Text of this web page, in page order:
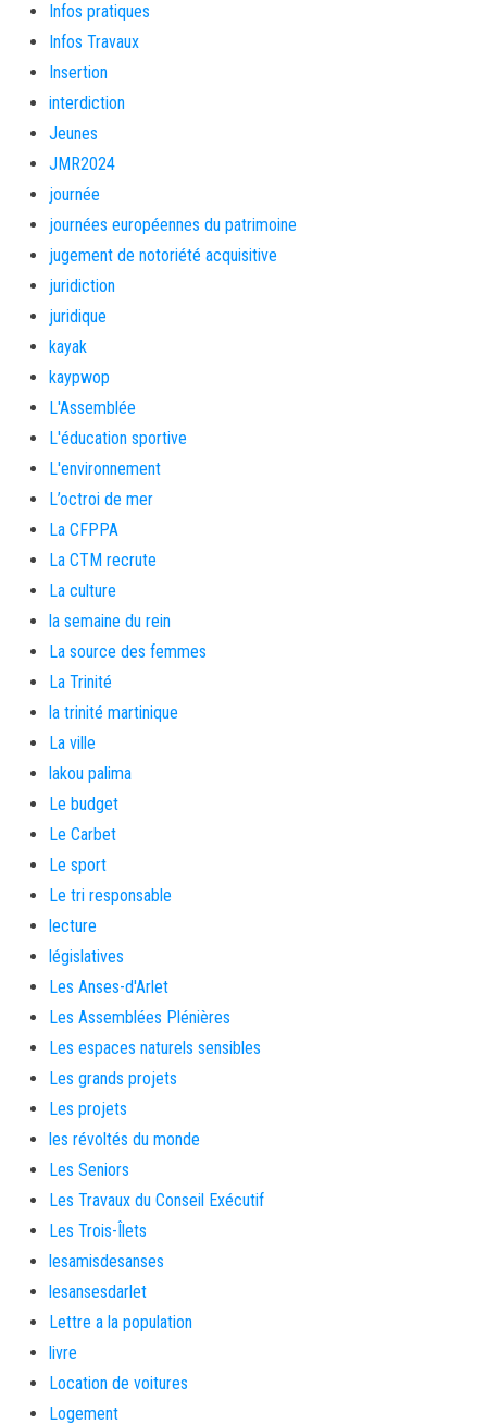
Infos pratiques
Infos Travaux
Insertion
interdiction
Jeunes
JMR2024
journée
journées européennes du patrimoine
jugement de notoriété acquisitive
juridiction
juridique
kayak
kaypwop
L'Assemblée
L'éducation sportive
L'environnement
L’octroi de mer
La CFPPA
La CTM recrute
La culture
la semaine du rein
La source des femmes
La Trinité
la trinité martinique
La ville
lakou palima
Le budget
Le Carbet
Le sport
Le tri responsable
lecture
législatives
Les Anses-d'Arlet
Les Assemblées Plénières
Les espaces naturels sensibles
Les grands projets
Les projets
les révoltés du monde
Les Seniors
Les Travaux du Conseil Exécutif
Les Trois-Îlets
lesamisdesanses
lesansesdarlet
Lettre a la population
livre
Location de voitures
Logement